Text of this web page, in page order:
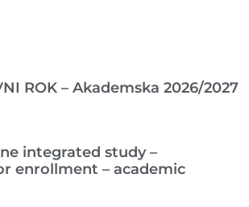
ROK – Akademska 2026/2027
integrated study –
enrollment – academic